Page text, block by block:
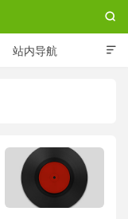

站内导航
